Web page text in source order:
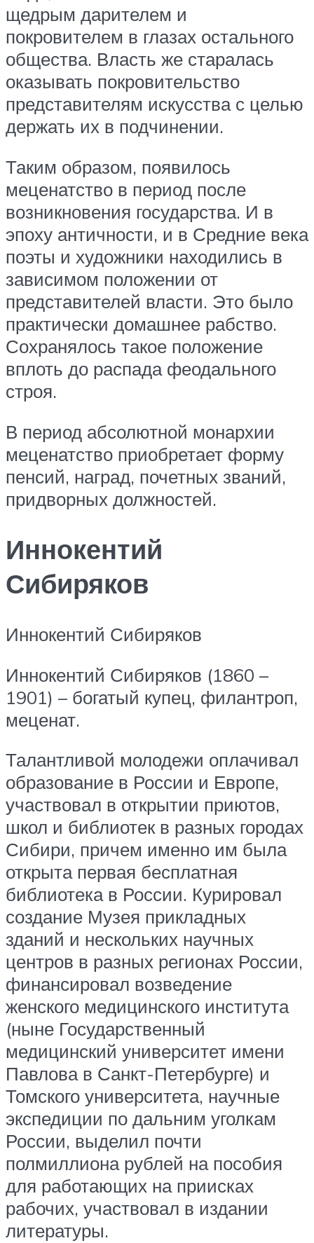
щедрым дарителем и
покровителем в глазах остального
общества. Власть же старалась
оказывать покровительство
представителям искусства с целью
держать их в подчинении.
Таким образом, появилось
меценатство в период после
возникновения государства. И в
эпоху античности, и в Средние века
поэты и художники находились в
зависимом положении от
представителей власти. Это было
практически домашнее рабство.
Сохранялось такое положение
вплоть до распада феодального
строя.
В период абсолютной монархии
меценатство приобретает форму
пенсий, наград, почетных званий,
придворных должностей.
Иннокентий
Сибиряков
Иннокентий Сибиряков
Иннокентий Сибиряков (1860 –
1901) – богатый купец, филантроп,
меценат.
Талантливой молодежи оплачивал
образование в России и Европе,
участвовал в открытии приютов,
школ и библиотек в разных городах
Сибири, причем именно им была
открыта первая бесплатная
библиотека в России. Курировал
создание Музея прикладных
зданий и нескольких научных
центров в разных регионах России,
финансировал возведение
женского медицинского института
(ныне Государственный
медицинский университет имени
Павлова в Санкт-Петербурге) и
Томского университета, научные
экспедиции по дальним уголкам
России, выделил почти
полмиллиона рублей на пособия
для работающих на приисках
рабочих, участвовал в издании
литературы.